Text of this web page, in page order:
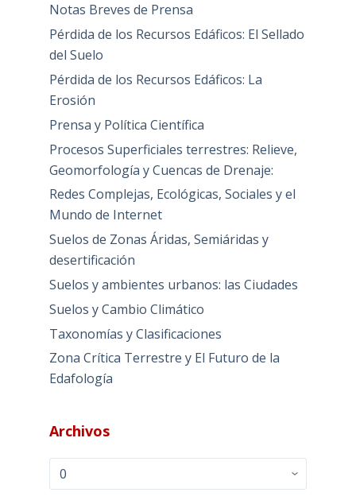
Notas Breves de Prensa
Pérdida de los Recursos Edáficos: El Sellado
del Suelo
Pérdida de los Recursos Edáficos: La
Erosión
Prensa y Política Científica
Procesos Superficiales terrestres: Relieve,
Geomorfología y Cuencas de Drenaje:
Redes Complejas, Ecológicas, Sociales y el
Mundo de Internet
Suelos de Zonas Áridas, Semiáridas y
desertificación
Suelos y ambientes urbanos: las Ciudades
Suelos y Cambio Climático
Taxonomías y Clasificaciones
Zona Crítica Terrestre y El Futuro de la
Edafología
Archivos
Archivos